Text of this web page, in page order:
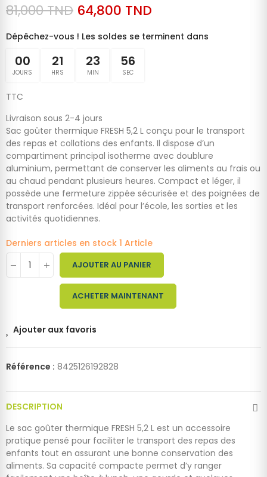
81,000 TND 64,800 TND
Dépêchez-vous ! Les soldes se terminent dans
00
JOURS
21
HRS
23
MIN
55
SEC
TTC
Livraison sous 2-4 jours
Sac goûter thermique FRESH 5,2 L conçu pour le transport
des repas et collations des enfants. Il dispose d’un
compartiment principal isotherme avec doublure
aluminium, permettant de conserver les aliments au frais ou
au chaud pendant plusieurs heures. Compact et léger, il
possède une fermeture zippée sécurisée et des poignées de
transport renforcées. Idéal pour l’école, les sorties et les
activités quotidiennes.
Derniers articles en stock 1 Article
AJOUTER AU PANIER
ACHETER MAINTENANT
Ajouter aux favoris
Référence : 8425126192828
DESCRIPTION
Le sac goûter thermique FRESH 5,2 L est un accessoire
pratique pensé pour faciliter le transport des repas des
enfants tout en assurant une bonne conservation des
aliments. Sa capacité compacte permet d’y ranger